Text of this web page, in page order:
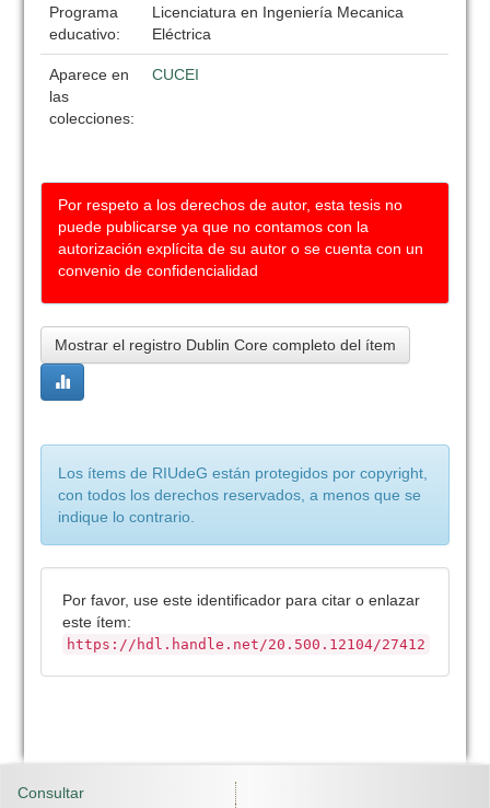
Programa
educativo:
Licenciatura en Ingeniería Mecanica
Eléctrica
Aparece en
las
colecciones:
CUCEI
Por respeto a los derechos de autor, esta tesis no
puede publicarse ya que no contamos con la
autorización explícita de su autor o se cuenta con un
convenio de confidencialidad
Mostrar el registro Dublin Core completo del ítem
Los ítems de RIUdeG están protegidos por copyright,
con todos los derechos reservados, a menos que se
indique lo contrario.
Por favor, use este identificador para citar o enlazar
este ítem:
https://hdl.handle.net/20.500.12104/27412
Consultar